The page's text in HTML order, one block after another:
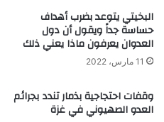
البخيتي يتوعد بضرب أهداف
حساسة جداً ويقول أن دول
العدوان يعرفون ماذا يعني ذلك
11 مارس، 2022
وقفات احتجاجية بذمار تندد بجرائم
العدو الصهيوني في غزة